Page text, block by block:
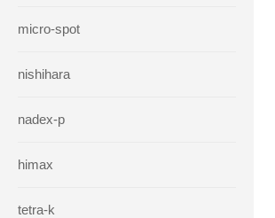
micro-spot
nishihara
nadex-p
himax
tetra-k